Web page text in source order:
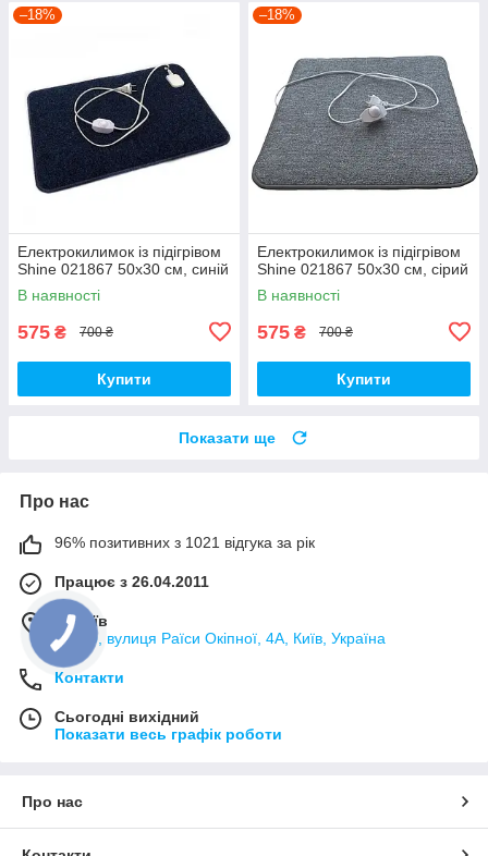
–18%
Електрокилимок із підігрівом
Shine 021867 50х30 см, синій
В наявності
575 ₴ 700 ₴
Купити
–18%
Електрокилимок із підігрівом
Shine 021867 50х30 см, сірий
В наявності
575 ₴ 700 ₴
Купити
Показати ще
Про нас
96% позитивних з 1021 відгука за рік
Працює з 26.04.2011
м. Київ
02000, вулиця Раїси Окіпної, 4А, Київ, Україна
Контакти
Сьогодні вихідний
Показати весь графік роботи
Про нас